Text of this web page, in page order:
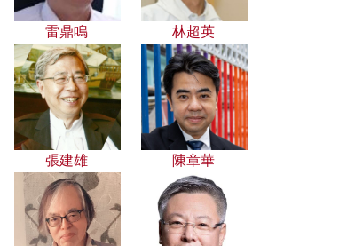
雷鼎鳴 林超英
張建雄 陳章華